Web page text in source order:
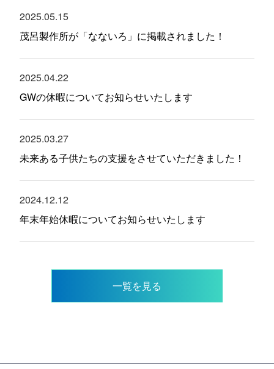
2025.05.15
茂呂製作所が「なないろ」に掲載されました！
2025.04.22
GWの休暇についてお知らせいたします
2025.03.27
未来ある子供たちの支援をさせていただきました！
2024.12.12
年末年始休暇についてお知らせいたします
一覧を見る